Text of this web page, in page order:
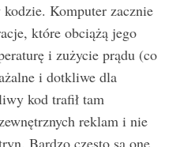
Komputer zacznie
które obciążą jego
i zużycie prądu (co
i dotkliwe dla
kod trafił tam
reklam i nie
Bardzo często są one